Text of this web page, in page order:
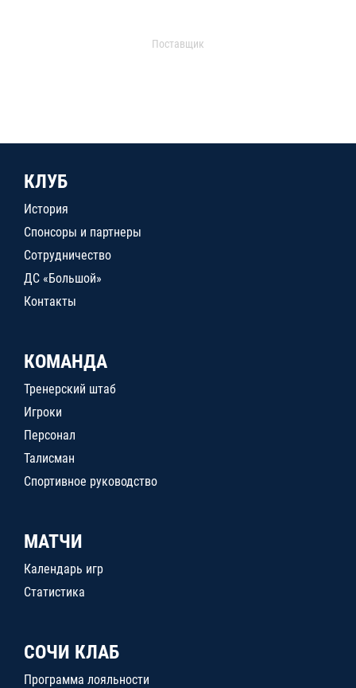
Поставщик
КЛУБ
История
Спонсоры и партнеры
Сотрудничество
ДС «Большой»
Контакты
КОМАНДА
Тренерский штаб
Игроки
Персонал
Талисман
Спортивное руководство
МАТЧИ
Календарь игр
Статистика
СОЧИ КЛАБ
Программа лояльности